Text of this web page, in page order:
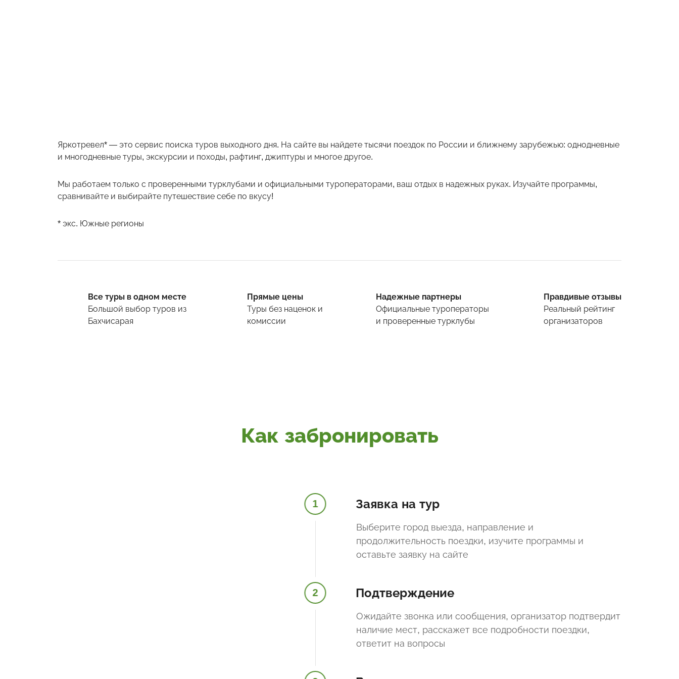
Яркотревел* — это сервис поиска туров выходного дня. На сайте вы найдете тысячи поездок по России и ближнему зарубежью: однодневные
и многодневные туры, экскурсии и походы, рафтинг, джиптуры и многое другое.
Мы работаем только с проверенными турклубами и официальными туроператорами, ваш отдых в надежных руках. Изучайте программы,
сравнивайте и выбирайте путешествие себе по вкусу!
* экс. Южные регионы
Все туры в одном месте
Большой выбор туров из
Бахчисарая
Прямые цены
Туры без наценок и
комиссии
Надежные партнеры
Официальные туроператоры
и проверенные турклубы
Правдивые отзывы
Реальный рейтинг
организаторов
Как забронировать
1 Заявка на тур
Выберите город выезда, направление и
продолжительность поездки, изучите программы и
оставьте заявку на сайте
2 Подтверждение
Ожидайте звонка или сообщения, организатор подтвердит
наличие мест, расскажет все подробности поездки,
ответит на вопросы